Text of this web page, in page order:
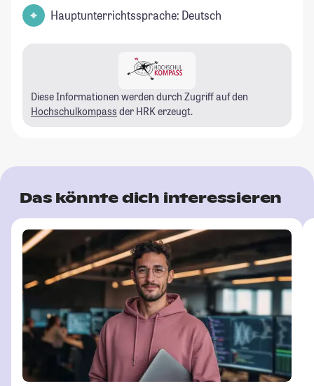
Hauptunterrichtssprache: Deutsch
Diese Informationen werden durch Zugriff auf den
Hochschulkompass der HRK erzeugt.
Das könnte dich interessieren